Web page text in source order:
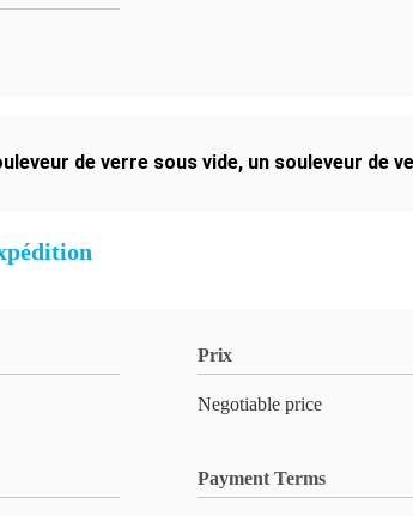
de verre sous vide, un souleveur de
Prix
Negotiable price
Payment Terms